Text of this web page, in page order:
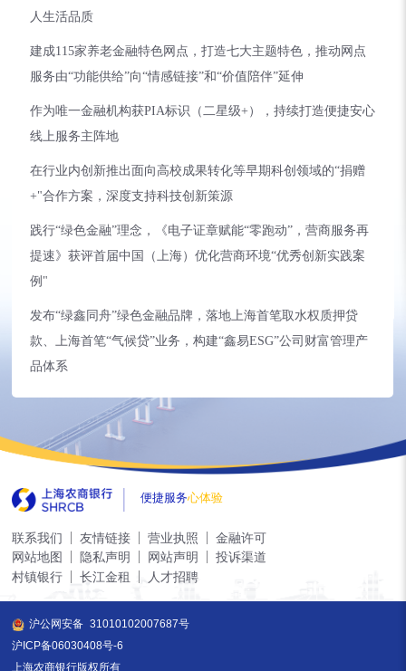
人生活品质
建成115家养老金融特色网点，打造七大主题特色，推动网点
服务由“功能供给”向“情感链接”和“价值陪伴”延伸
作为唯一金融机构获PIA标识（二星级+），持续打造便捷安心
线上服务主阵地
在行业内创新推出面向高校成果转化等早期科创领域的“捐赠
+"合作方案，深度支持科技创新策源
践行“绿色金融”理念，《电子证章赋能“零跑动”，营商服务再
提速》获评首届中国（上海）优化营商环境“优秀创新实践案
例"
发布“绿鑫同舟”绿色金融品牌，落地上海首笔取水权质押贷
款、上海首笔“气候贷”业务，构建“鑫易ESG”公司财富管理产
品体系
便捷服务心体验
联系我们 友情链接 营业执照
金融许可
网站地图
隐私声明 网站声明
投诉渠道
村镇银行
长江金租 人才招聘
沪公网安备 31010102007687号
沪ICP备06030408号-6
上海农商银行版权所有